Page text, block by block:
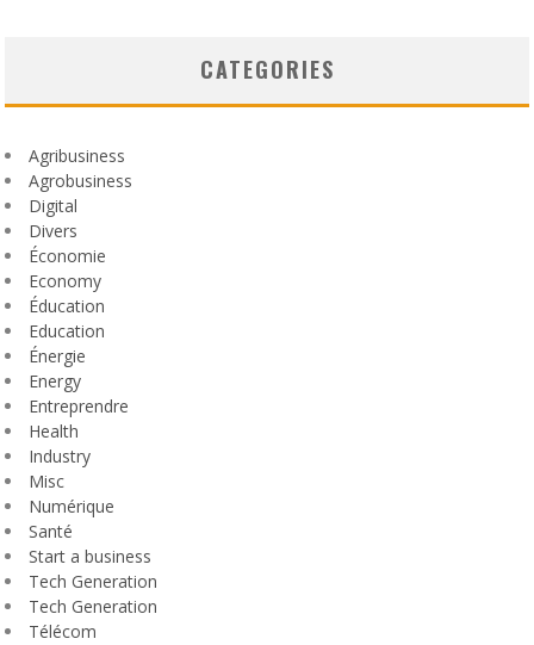
CATEGORIES
Agribusiness
Agrobusiness
Digital
Divers
Économie
Economy
Éducation
Education
Énergie
Energy
Entreprendre
Health
Industry
Misc
Numérique
Santé
Start a business
Tech Generation
Tech Generation
Télécom